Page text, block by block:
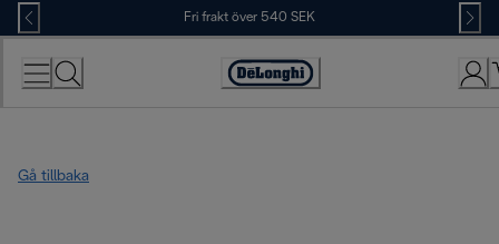
Skip
to
Content
Fri frakt över 540 SEK
Accessibility
Gå tillbaka